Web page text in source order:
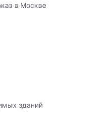
в Москве
зданий